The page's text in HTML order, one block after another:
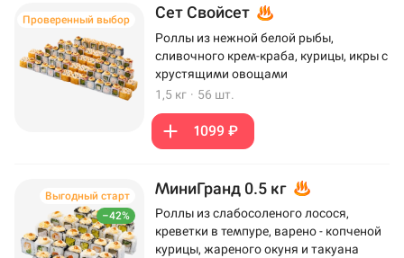
Проверенный выбор Сет Свойсет
Роллы из нежной белой рыбы,
сливочного крем-краба, курицы, икры с
хрустящими овощами
1,5 кг · 56 шт.
1099 ₽
–42%
Выгодный старт МиниГранд 0.5 кг
Роллы из слабосоленого лосося,
креветки в темпуре, варено - копченой
курицы, жареного окуня и такуана